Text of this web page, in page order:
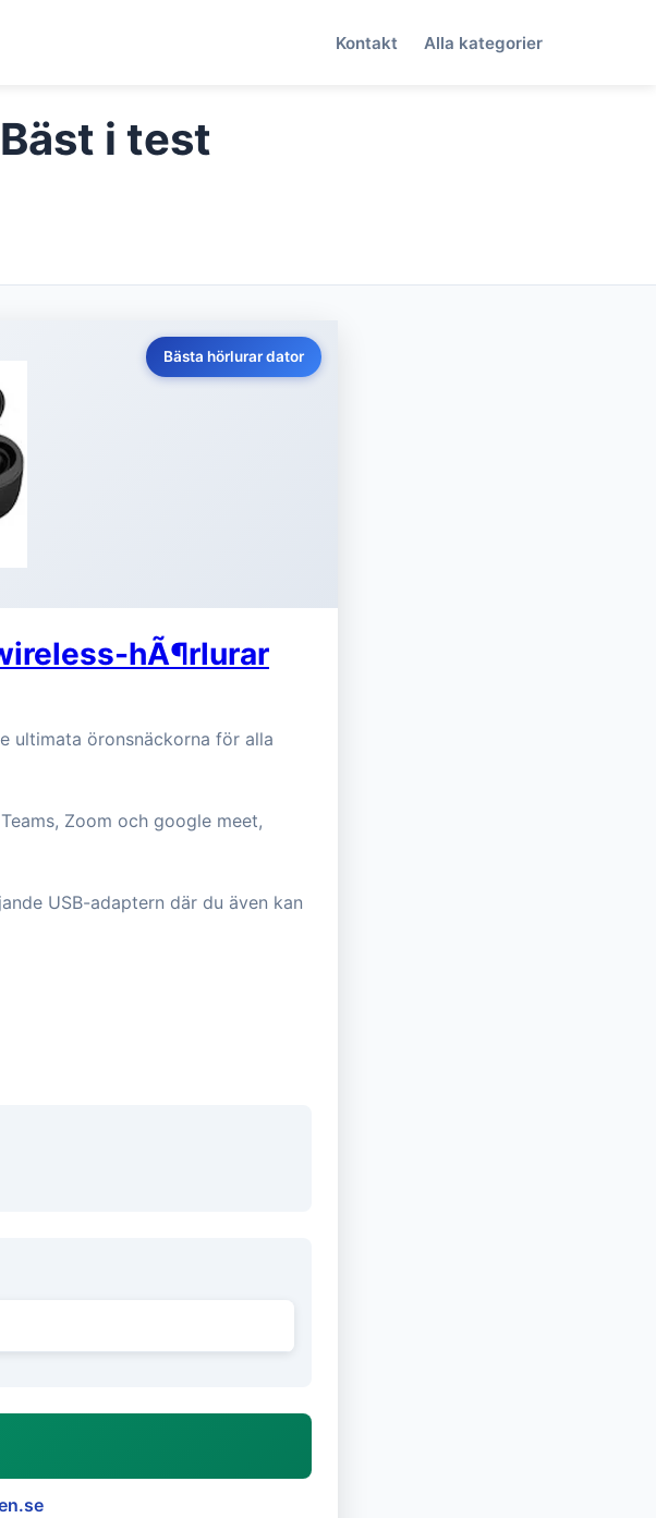
Kontakt Alla kategorier
i test
Bästa hörlurar dator
hÃ¶rlurar
ultimata öronsnäckorna för alla
Zoom och google meet,
USB-adaptern där du även kan